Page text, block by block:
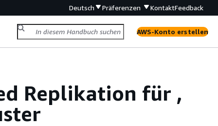
Deutsch Präferenzen KontaktFeedback
AWS-Konto erstellen
Replikation für ,